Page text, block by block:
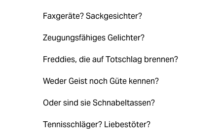
Faxgeräte? Sackgesichter?
Zeugungsfähiges Gelichter?
Freddies, die auf Totschlag brennen?
Weder Geist noch Güte kennen?
Oder sind sie Schnabeltassen?
Tennisschläger? Liebestöter?